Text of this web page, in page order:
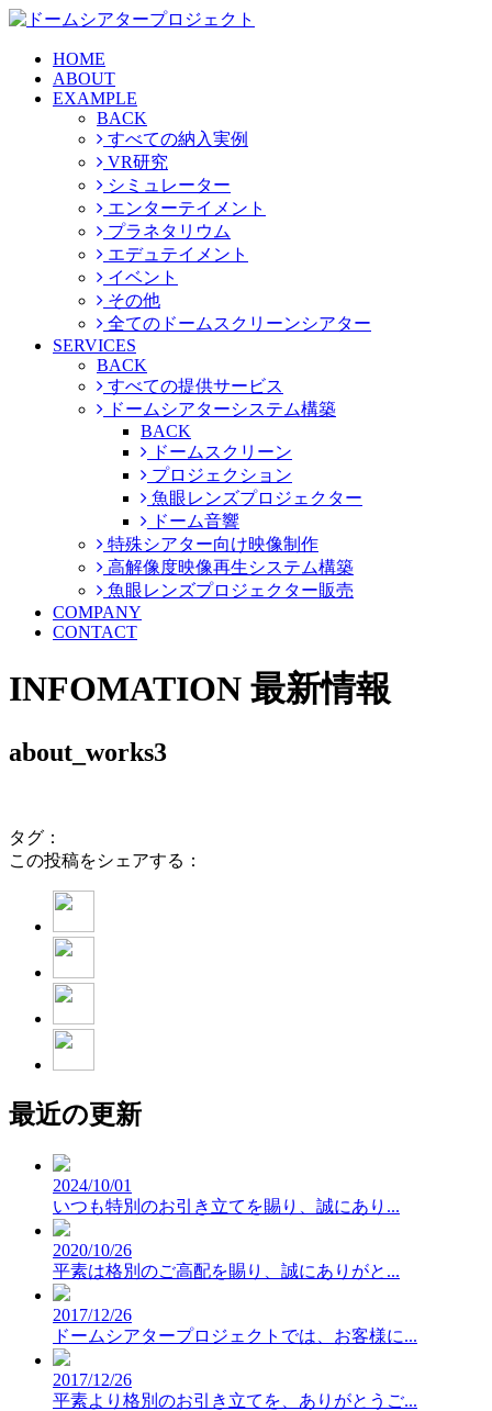
HOME
ABOUT
EXAMPLE
BACK
すべての納入実例
VR研究
シミュレーター
エンターテイメント
プラネタリウム
エデュテイメント
イベント
その他
全てのドームスクリーンシアター
SERVICES
BACK
すべての提供サービス
ドームシアターシステム構築
BACK
ドームスクリーン
プロジェクション
魚眼レンズプロジェクター
ドーム音響
特殊シアター向け映像制作
高解像度映像再生システム構築
魚眼レンズプロジェクター販売
COMPANY
CONTACT
INFOMATION 最新情報
about_works3
タグ：
この投稿をシェアする：
最近の更新
2024/10/01
いつも特別のお引き立てを賜り、誠にあり...
2020/10/26
平素は格別のご高配を賜り、誠にありがと...
2017/12/26
ドームシアタープロジェクトでは、お客様に...
2017/12/26
平素より格別のお引き立てを、ありがとうご...